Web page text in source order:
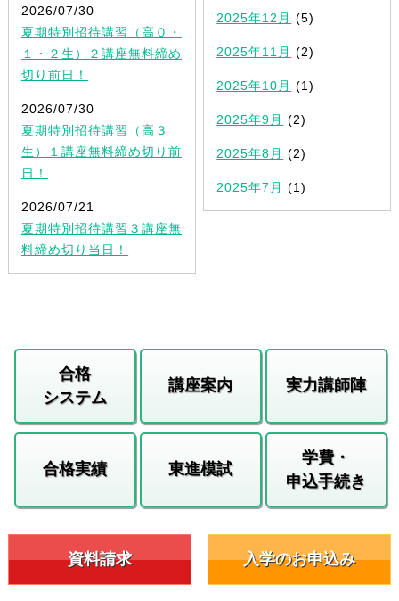
2026/07/30
夏期特別招待講習（高０・
１・２生）２講座無料締め
切り前日！
2026/07/30
夏期特別招待講習（高３
生）１講座無料締め切り前
日！
2026/07/21
夏期特別招待講習３講座無
料締め切り当日！
2025年12月 (5)
2025年11月 (2)
2025年10月 (1)
2025年9月 (2)
2025年8月 (2)
2025年7月 (1)
合格
システム
講座案内 実力講師陣
合格実績 東進模試
学費・
申込手続き
資料請求 入学のお申込み